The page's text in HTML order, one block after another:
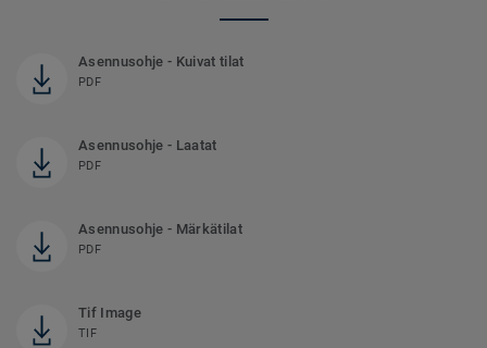
Asennusohje - Kuivat tilat
PDF
Asennusohje - Laatat
PDF
Asennusohje - Märkätilat
PDF
Tif Image
TIF